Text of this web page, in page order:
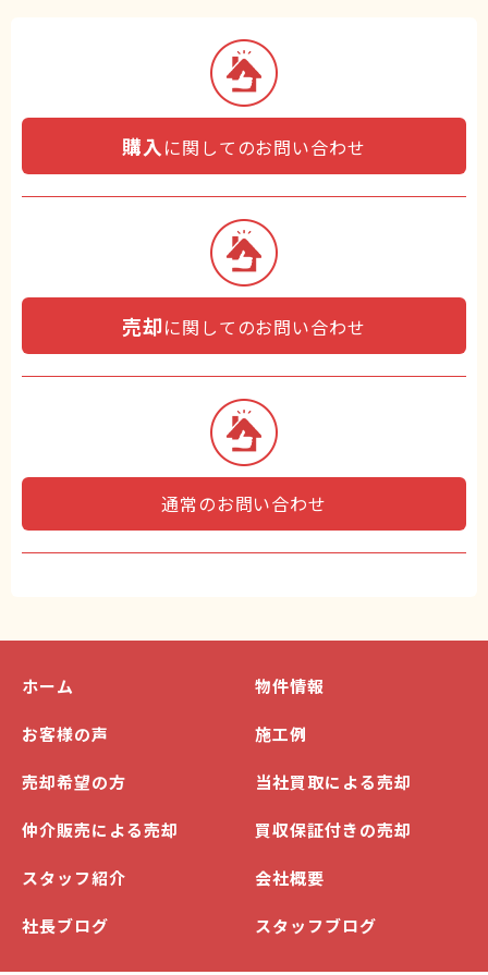
購入 に関してのお問い合わせ
売却に関してのお問い合わせ
通常のお問い合わせ
ホーム 物件情報
お客様の声 施工例
売却希望の方 当社買取による売却
仲介販売による売却 買収保証付きの売却
スタッフ紹介 会社概要
社長ブログ スタッフブログ